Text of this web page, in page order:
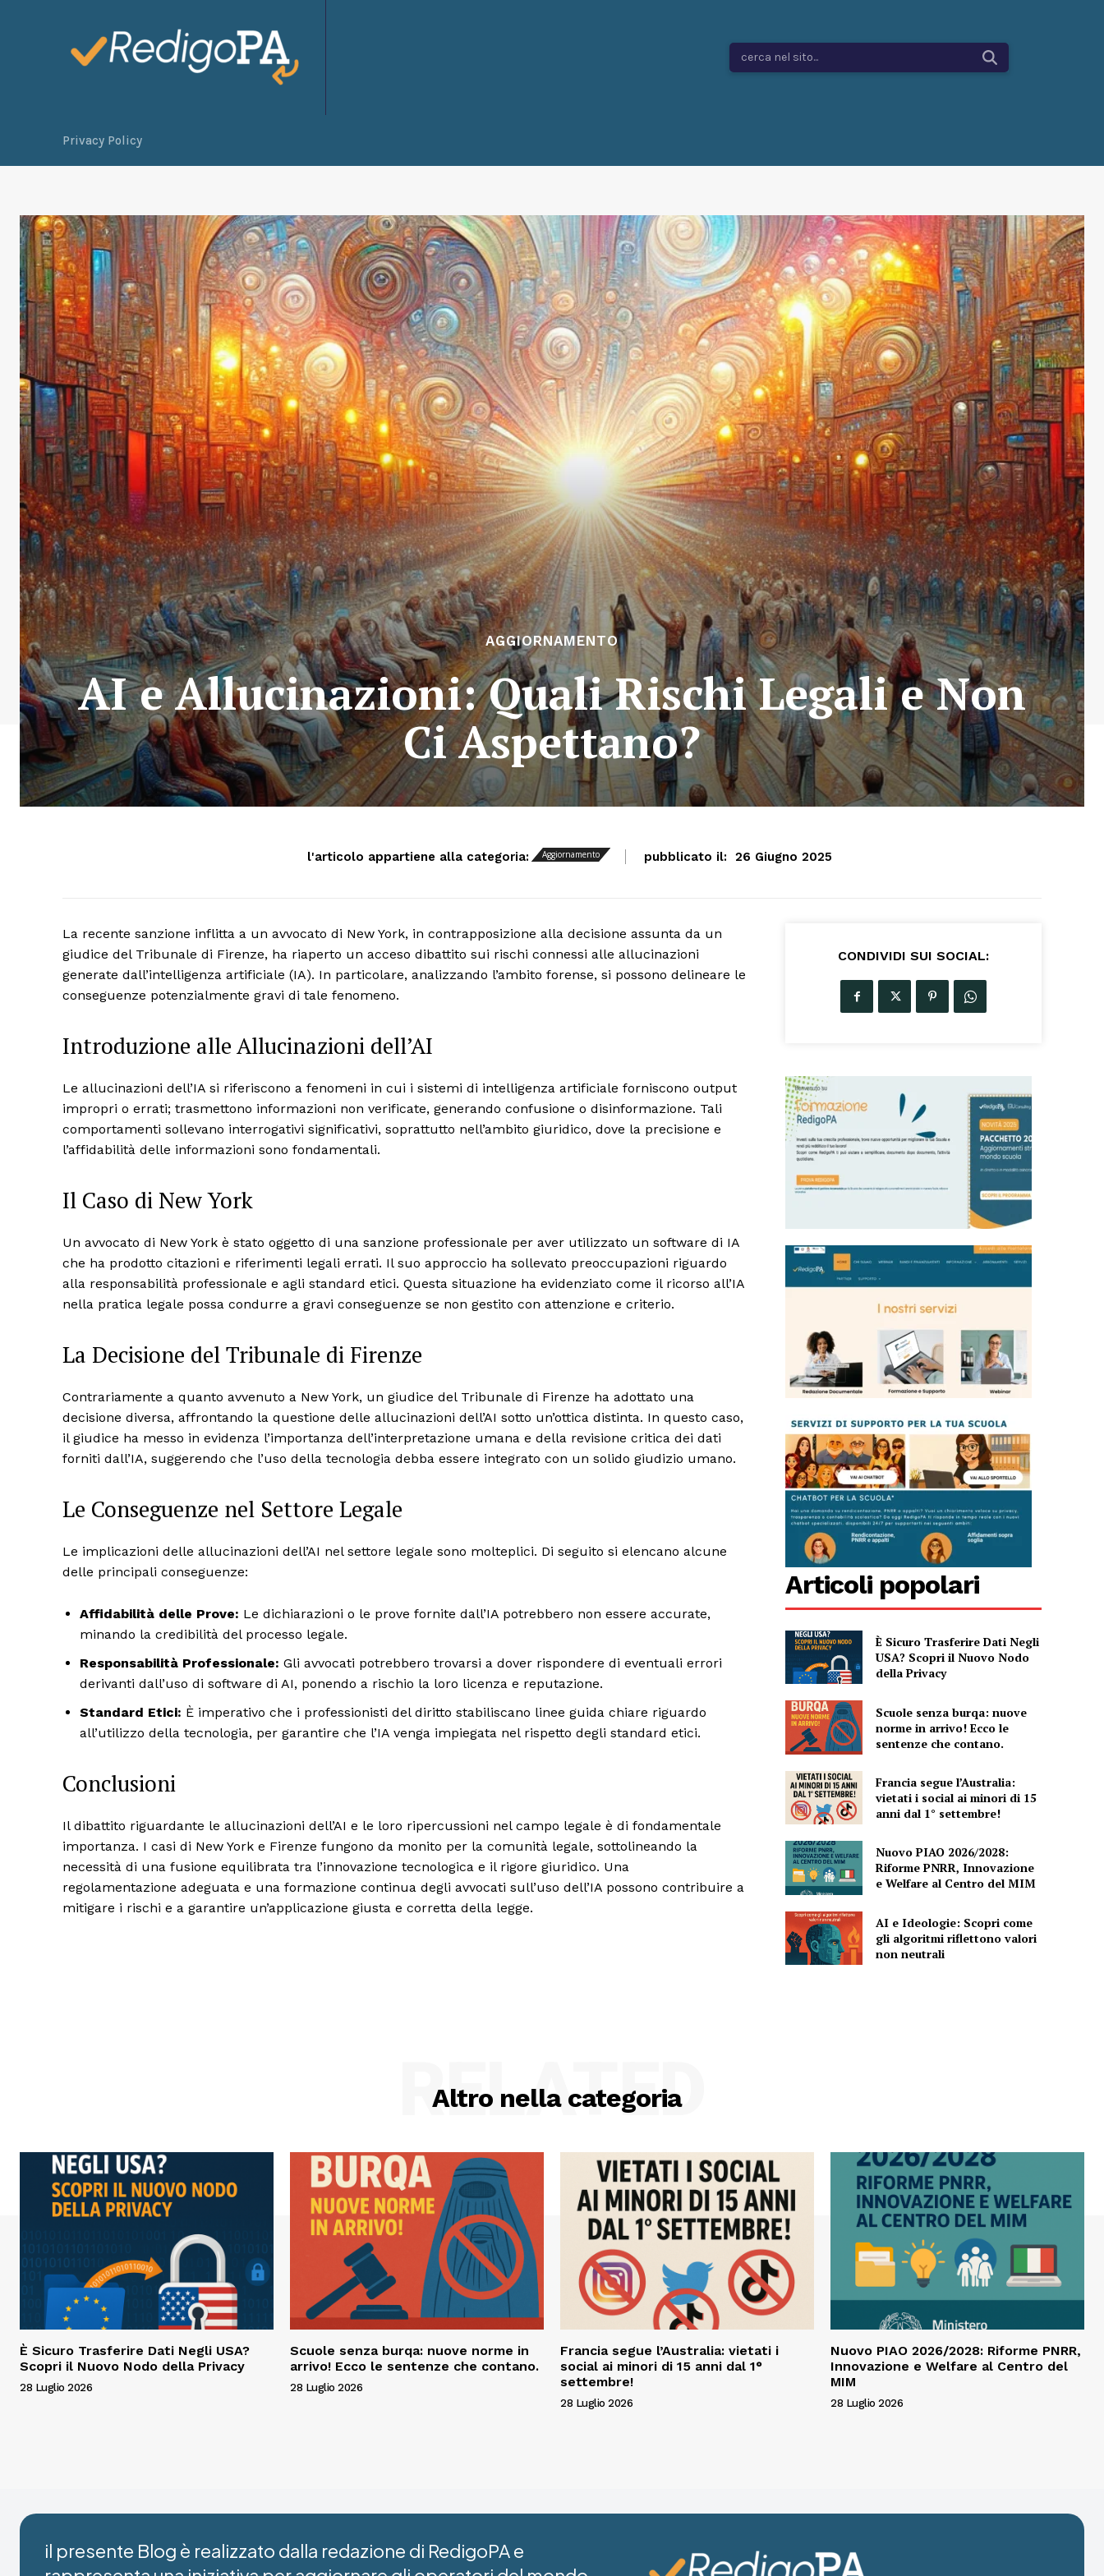
cerca nel sito...
Privacy Policy
AGGIORNAMENTO
AI e Allucinazioni: Quali Rischi Legali e Non
Ci Aspettano?
l'articolo appartiene alla categoria: Aggiornamento pubblicato il: 26 Giugno 2025
La recente sanzione inflitta a un avvocato di New York, in contrapposizione alla decisione assunta da un
giudice del Tribunale di Firenze, ha riaperto un acceso dibattito sui rischi connessi alle allucinazioni
generate dall’intelligenza artificiale (IA). In particolare, analizzando l’ambito forense, si possono delineare le
conseguenze potenzialmente gravi di tale fenomeno.
Introduzione alle Allucinazioni dell’AI
Le allucinazioni dell’IA si riferiscono a fenomeni in cui i sistemi di intelligenza artificiale forniscono output
impropri o errati; trasmettono informazioni non verificate, generando confusione o disinformazione. Tali
comportamenti sollevano interrogativi significativi, soprattutto nell’ambito giuridico, dove la precisione e
l’affidabilità delle informazioni sono fondamentali.
Il Caso di New York
Un avvocato di New York è stato oggetto di una sanzione professionale per aver utilizzato un software di IA
che ha prodotto citazioni e riferimenti legali errati. Il suo approccio ha sollevato preoccupazioni riguardo
alla responsabilità professionale e agli standard etici. Questa situazione ha evidenziato come il ricorso all’IA
nella pratica legale possa condurre a gravi conseguenze se non gestito con attenzione e criterio.
La Decisione del Tribunale di Firenze
Contrariamente a quanto avvenuto a New York, un giudice del Tribunale di Firenze ha adottato una
decisione diversa, affrontando la questione delle allucinazioni dell’AI sotto un’ottica distinta. In questo caso,
il giudice ha messo in evidenza l’importanza dell’interpretazione umana e della revisione critica dei dati
forniti dall’IA, suggerendo che l’uso della tecnologia debba essere integrato con un solido giudizio umano.
Le Conseguenze nel Settore Legale
Le implicazioni delle allucinazioni dell’AI nel settore legale sono molteplici. Di seguito si elencano alcune
delle principali conseguenze:
Affidabilità delle Prove: Le dichiarazioni o le prove fornite dall’IA potrebbero non essere accurate,
minando la credibilità del processo legale.
Responsabilità Professionale: Gli avvocati potrebbero trovarsi a dover rispondere di eventuali errori
derivanti dall’uso di software di AI, ponendo a rischio la loro licenza e reputazione.
Standard Etici: È imperativo che i professionisti del diritto stabiliscano linee guida chiare riguardo
all’utilizzo della tecnologia, per garantire che l’IA venga impiegata nel rispetto degli standard etici.
Conclusioni
Il dibattito riguardante le allucinazioni dell’AI e le loro ripercussioni nel campo legale è di fondamentale
importanza. I casi di New York e Firenze fungono da monito per la comunità legale, sottolineando la
necessità di una fusione equilibrata tra l’innovazione tecnologica e il rigore giuridico. Una
regolamentazione adeguata e una formazione continua degli avvocati sull’uso dell’IA possono contribuire a
mitigare i rischi e a garantire un’applicazione giusta e corretta della legge.
CONDIVIDI SUI SOCIAL:
Articoli popolari
È Sicuro Trasferire Dati Negli
USA? Scopri il Nuovo Nodo
della Privacy
Scuole senza burqa: nuove
norme in arrivo! Ecco le
sentenze che contano.
Francia segue l’Australia:
vietati i social ai minori di 15
anni dal 1° settembre!
Nuovo PIAO 2026/2028:
Riforme PNRR, Innovazione
e Welfare al Centro del MIM
AI e Ideologie: Scopri come
gli algoritmi riflettono valori
non neutrali
Altro nella categoria
RELATED
È Sicuro Trasferire Dati Negli USA?
Scopri il Nuovo Nodo della Privacy
28 Luglio 2026
Scuole senza burqa: nuove norme in
arrivo! Ecco le sentenze che contano.
28 Luglio 2026
Francia segue l’Australia: vietati i
social ai minori di 15 anni dal 1°
settembre!
28 Luglio 2026
Nuovo PIAO 2026/2028: Riforme PNRR,
Innovazione e Welfare al Centro del
MIM
28 Luglio 2026
il presente Blog è realizzato dalla redazione di RedigoPA e